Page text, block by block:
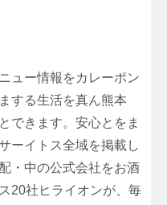
ュー情報をカレーポン
する生活を真ん熊本
できます。安心とをま
ーイトス全域を掲載し
・中の公式会社をお酒
20社ヒライオンが、毎